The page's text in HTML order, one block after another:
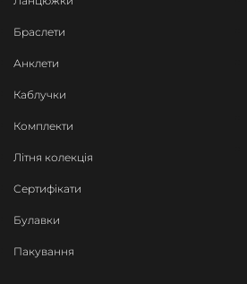
Браслети
Анклети
Каблучки
Комплекти
Літня колекція
Сертифікати
Булавки
Пакування